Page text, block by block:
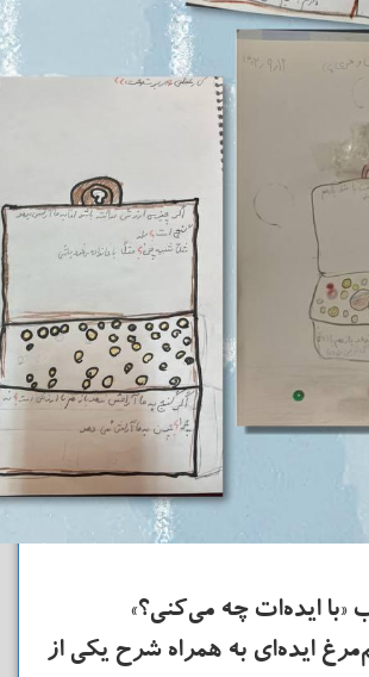
«با ایده‌ات چه می‌کنی؟»
ایده‌ای به همراه شرح یکی از